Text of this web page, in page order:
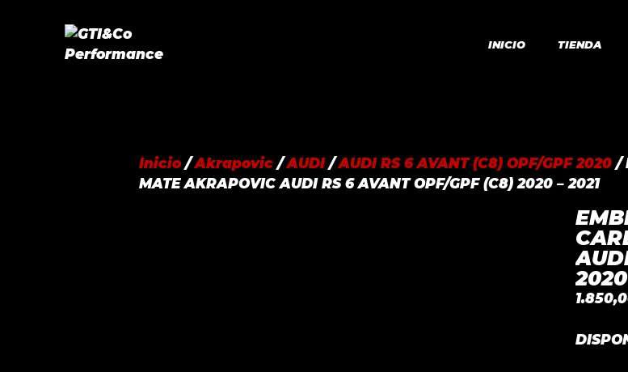
contenido
INICIO TIENDA
Inicio/Akrapovic /AUDI/AUDI RS 6 AVANT (C8) OPF/GPF 2020 /
MATE AKRAPOVIC AUDI RS 6 AVANT OPF/GPF (C8) 2020 – 2021